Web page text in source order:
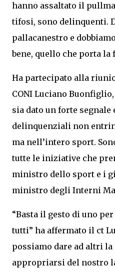
hanno assaltato il
tifosi, sono delinquenti.
pallacanestro e
bene, quello che porta
Ha partecipato alla
CONI Luciano
sia dato un forte segnale
delinquenziali non
ma nell’intero sport.
tutte le iniziative che
ministro dello sport e i
ministro degli Interni
“Basta il gesto di uno
tutti” ha affermato il ct
possiamo dare ad altri
appropriarsi del nostro